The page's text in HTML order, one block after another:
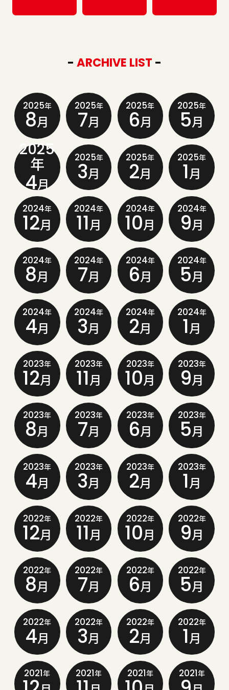
- ARCHIVE LIST -
2025年
8月
2025年
7月
2025年
6月
2025年
5月
2025
年
4月
2025年
3月
2025年
2月
2025年
1月
2024年
12月
2024年
11月
2024年
10月
2024年
9月
2024年
8月
2024年
7月
2024年
6月
2024年
5月
2024年
4月
2024年
3月
2024年
2月
2024年
1月
2023年
12月
2023年
11月
2023年
10月
2023年
9月
2023年
8月
2023年
7月
2023年
6月
2023年
5月
2023年
4月
2023年
3月
2023年
2月
2023年
1月
2022年
12月
2022年
11月
2022年
10月
2022年
9月
2022年
8月
2022年
7月
2022年
6月
2022年
5月
2022年
4月
2022年
3月
2022年
2月
2022年
1月
2021年 2021年 2021年 2021年